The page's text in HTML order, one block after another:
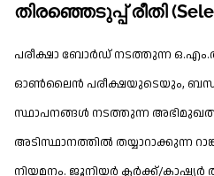
തിരഞ്ഞെടുപ്പ് രീതി
പരീക്ഷാ ബോർഡ് നടത്തുന്ന
ഓൺലൈൻ പരീക്ഷയുടെയും,
സ്ഥാപനങ്ങൾ നടത്തുന്ന
അടിസ്ഥാനത്തിൽ തയ്യാറാക്കുന്ന റാങ്ക്
നിയമനം. ജൂനിയർ ക്ലർക്ക്/